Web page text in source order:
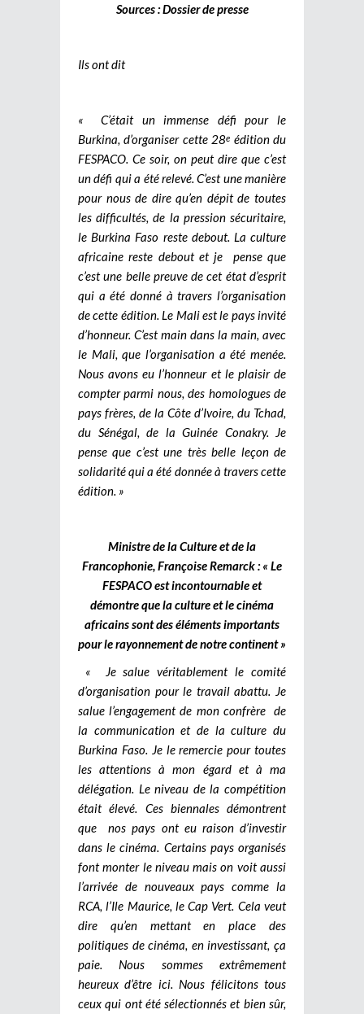
Sources : Dossier de presse
Ils ont dit
« C’était un immense défi pour le
Burkina, d’organiser cette 28e édition du
FESPACO. Ce soir, on peut dire que c’est
un défi qui a été relevé. C’est une manière
pour nous de dire qu’en dépit de toutes
les difficultés, de la pression sécuritaire,
le Burkina Faso reste debout. La culture
africaine reste debout et je pense que
c’est une belle preuve de cet état d’esprit
qui a été donné à travers l’organisation
de cette édition. Le Mali est le pays invité
d’honneur. C’est main dans la main, avec
le Mali, que l’organisation a été menée.
Nous avons eu l’honneur et le plaisir de
compter parmi nous, des homologues de
pays frères, de la Côte d’Ivoire, du Tchad,
du Sénégal, de la Guinée Conakry. Je
pense que c’est une très belle leçon de
solidarité qui a été donnée à travers cette
édition. »
Ministre de la Culture et de la
Francophonie, Françoise Remarck : « Le
FESPACO est incontournable et
démontre que la culture et le cinéma
africains sont des éléments importants
pour le rayonnement de notre continent »
« Je salue véritablement le comité
d’organisation pour le travail abattu. Je
salue l’engagement de mon confrère de
la communication et de la culture du
Burkina Faso. Je le remercie pour toutes
les attentions à mon égard et à ma
délégation. Le niveau de la compétition
était élevé. Ces biennales démontrent
que nos pays ont eu raison d’investir
dans le cinéma. Certains pays organisés
font monter le niveau mais on voit aussi
l’arrivée de nouveaux pays comme la
RCA, l’Ile Maurice, le Cap Vert. Cela veut
dire qu’en mettant en place des
politiques de cinéma, en investissant, ça
paie. Nous sommes extrêmement
heureux d’être ici. Nous félicitons tous
ceux qui ont été sélectionnés et bien sûr,